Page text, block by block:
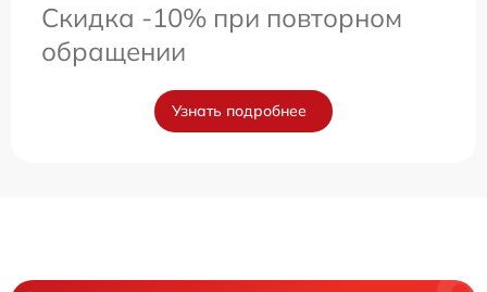
Скидка -10% при повторном
обращении
Узнать подробнее